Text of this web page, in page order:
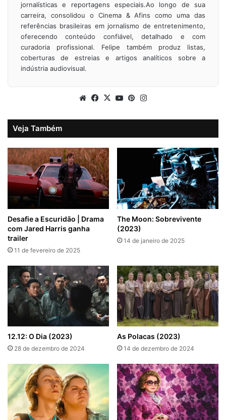
jornalísticas e reportagens especiais.Ao longo de sua
carreira, consolidou o Cinema & Afins como uma das
referências brasileiras em jornalismo de entretenimento,
oferecendo conteúdo confiável, detalhado e com
curadoria profissional. Felipe também produz listas,
coberturas de estreias e artigos analíticos sobre a
indústria audiovisual.
WebsiteFacebook
X YouTubePinterest
Veja Também
Desafie a Escuridão | Drama
com Jared Harris ganha
trailer
11 de fevereiro de 2025
The Moon: Sobrevivente
(2023)
14 de janeiro de 2025
12.12: O Dia (2023)
28 de dezembro de 2024
As Polacas (2023)
14 de dezembro de 2024